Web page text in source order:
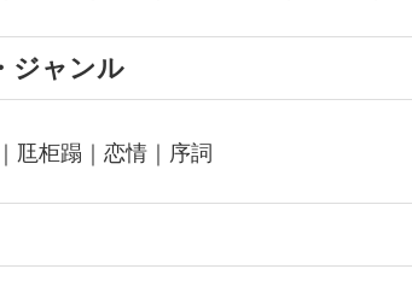
ジャンル
尫柜蹋｜恋情｜序詞